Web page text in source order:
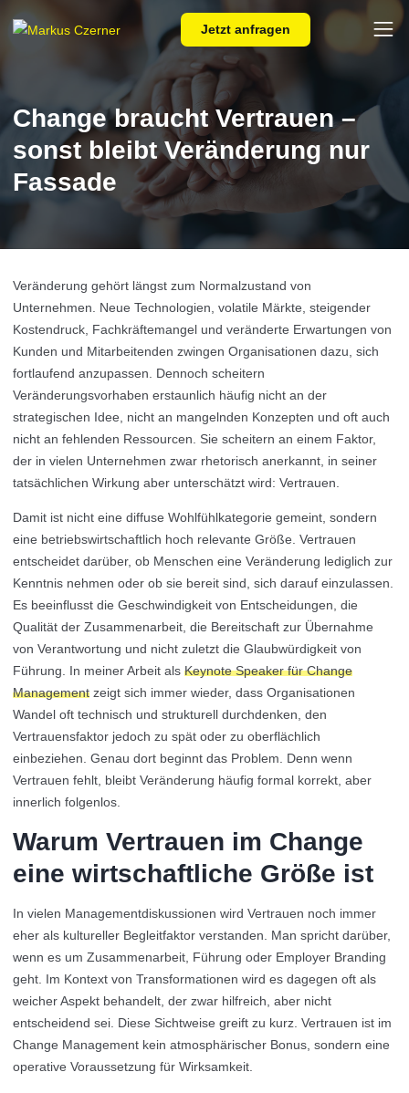
Skip to main content
Jetzt anfragen
Change braucht Vertrauen –
sonst bleibt Veränderung nur
Fassade
Veränderung gehört längst zum Normalzustand von
Unternehmen. Neue Technologien, volatile Märkte, steigender
Kostendruck, Fachkräftemangel und veränderte Erwartungen von
Kunden und Mitarbeitenden zwingen Organisationen dazu, sich
fortlaufend anzupassen. Dennoch scheitern
Veränderungsvorhaben erstaunlich häufig nicht an der
strategischen Idee, nicht an mangelnden Konzepten und oft auch
nicht an fehlenden Ressourcen. Sie scheitern an einem Faktor,
der in vielen Unternehmen zwar rhetorisch anerkannt, in seiner
tatsächlichen Wirkung aber unterschätzt wird: Vertrauen.
Damit ist nicht eine diffuse Wohlfühlkategorie gemeint, sondern
eine betriebswirtschaftlich hoch relevante Größe. Vertrauen
entscheidet darüber, ob Menschen eine Veränderung lediglich zur
Kenntnis nehmen oder ob sie bereit sind, sich darauf einzulassen.
Es beeinflusst die Geschwindigkeit von Entscheidungen, die
Qualität der Zusammenarbeit, die Bereitschaft zur Übernahme
von Verantwortung und nicht zuletzt die Glaubwürdigkeit von
Führung. In meiner Arbeit als Keynote Speaker für Change
Management⁠ zeigt sich immer wieder, dass Organisationen
Wandel oft technisch und strukturell durchdenken, den
Vertrauensfaktor jedoch zu spät oder zu oberflächlich
einbeziehen. Genau dort beginnt das Problem. Denn wenn
Vertrauen fehlt, bleibt Veränderung häufig formal korrekt, aber
innerlich folgenlos.
Warum Vertrauen im Change
eine wirtschaftliche Größe ist
In vielen Managementdiskussionen wird Vertrauen noch immer
eher als kultureller Begleitfaktor verstanden. Man spricht darüber,
wenn es um Zusammenarbeit, Führung oder Employer Branding
geht. Im Kontext von Transformationen wird es dagegen oft als
weicher Aspekt behandelt, der zwar hilfreich, aber nicht
entscheidend sei. Diese Sichtweise greift zu kurz. Vertrauen ist im
Change Management kein atmosphärischer Bonus, sondern eine
operative Voraussetzung für Wirksamkeit.